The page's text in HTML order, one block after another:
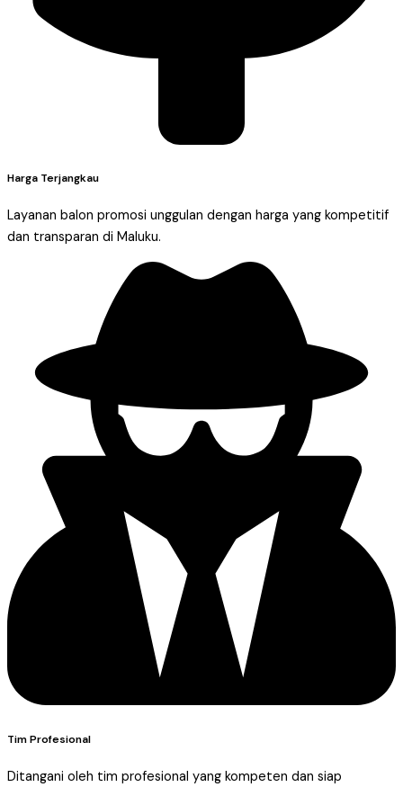
Harga Terjangkau
Layanan balon promosi unggulan dengan harga yang kompetitif
dan transparan di Maluku.
Tim Profesional
Ditangani oleh tim profesional yang kompeten dan siap